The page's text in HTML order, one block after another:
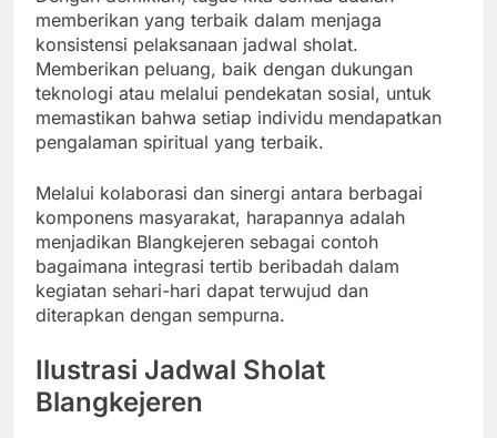
memberikan yang terbaik dalam menjaga
konsistensi pelaksanaan jadwal sholat.
Memberikan peluang, baik dengan dukungan
teknologi atau melalui pendekatan sosial, untuk
memastikan bahwa setiap individu mendapatkan
pengalaman spiritual yang terbaik.
Melalui kolaborasi dan sinergi antara berbagai
komponens masyarakat, harapannya adalah
menjadikan Blangkejeren sebagai contoh
bagaimana integrasi tertib beribadah dalam
kegiatan sehari-hari dapat terwujud dan
diterapkan dengan sempurna.
Ilustrasi Jadwal Sholat
Blangkejeren